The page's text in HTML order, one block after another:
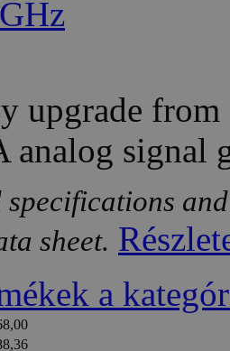
upgrade
analog signal
sheet.
a